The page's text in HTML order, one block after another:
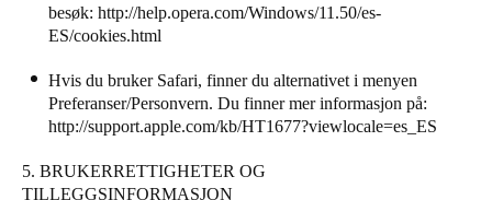
besøk: http://help.opera.com/Windows/11.50/es-
ES/cookies.html
Hvis du bruker Safari, finner du alternativet i menyen
Preferanser/Personvern. Du finner mer informasjon på:
http://support.apple.com/kb/HT1677?viewlocale=es_ES
5. BRUKERRETTIGHETER OG
TILLEGGSINFORMASJON